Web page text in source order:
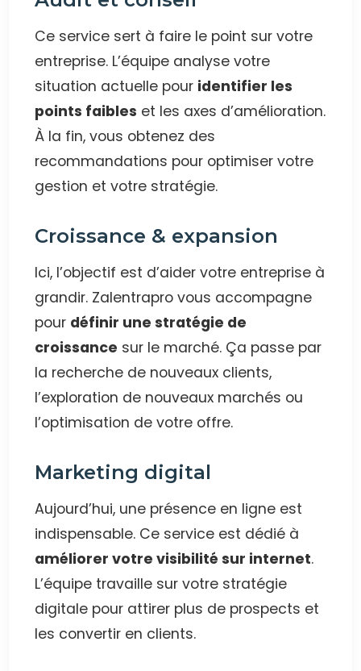
Ce service sert à faire le point sur votre
entreprise. L’équipe analyse votre
situation actuelle pour identifier les
points faibles et les axes d’amélioration.
À la fin, vous obtenez des
recommandations pour optimiser votre
gestion et votre stratégie.
Croissance & expansion
Ici, l’objectif est d’aider votre entreprise à
grandir. Zalentrapro vous accompagne
pour définir une stratégie de
croissance sur le marché. Ça passe par
la recherche de nouveaux clients,
l’exploration de nouveaux marchés ou
l’optimisation de votre offre.
Marketing digital
Aujourd’hui, une présence en ligne est
indispensable. Ce service est dédié à
améliorer votre visibilité sur internet.
L’équipe travaille sur votre stratégie
digitale pour attirer plus de prospects et
les convertir en clients.